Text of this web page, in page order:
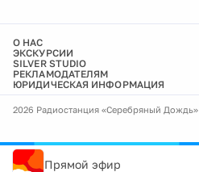
О НАС
ЭКСКУРСИИ
SILVER STUDIO
РЕКЛАМОДАТЕЛЯМ
ЮРИДИЧЕСКАЯ ИНФОРМАЦИЯ
2026 Радиостанция «Серебряный Дождь»
Прямой эфир